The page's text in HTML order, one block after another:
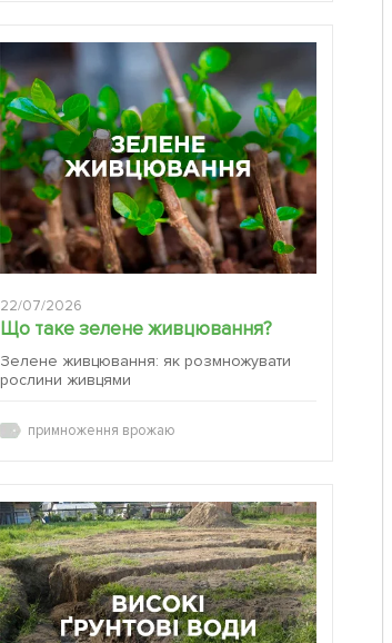
22/07/2026
Що таке зелене живцювання?
Зелене живцювання: як розмножувати
рослини живцями
примноження врожаю